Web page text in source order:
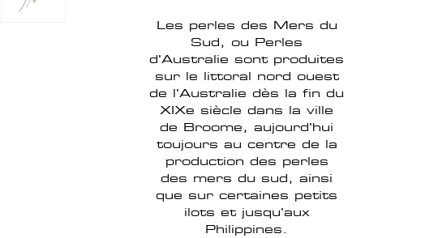
Les perles des Mers du
Sud, ou Perles
d'Australie sont produites
sur le littoral nord ouest
de l'Australie dès la fin du
XIXe siècle dans la ville
de Broome, aujourd'hui
toujours au centre de la
production des perles
des mers du sud, ainsi
que sur certaines petits
ilots et jusqu'aux
Philippines.